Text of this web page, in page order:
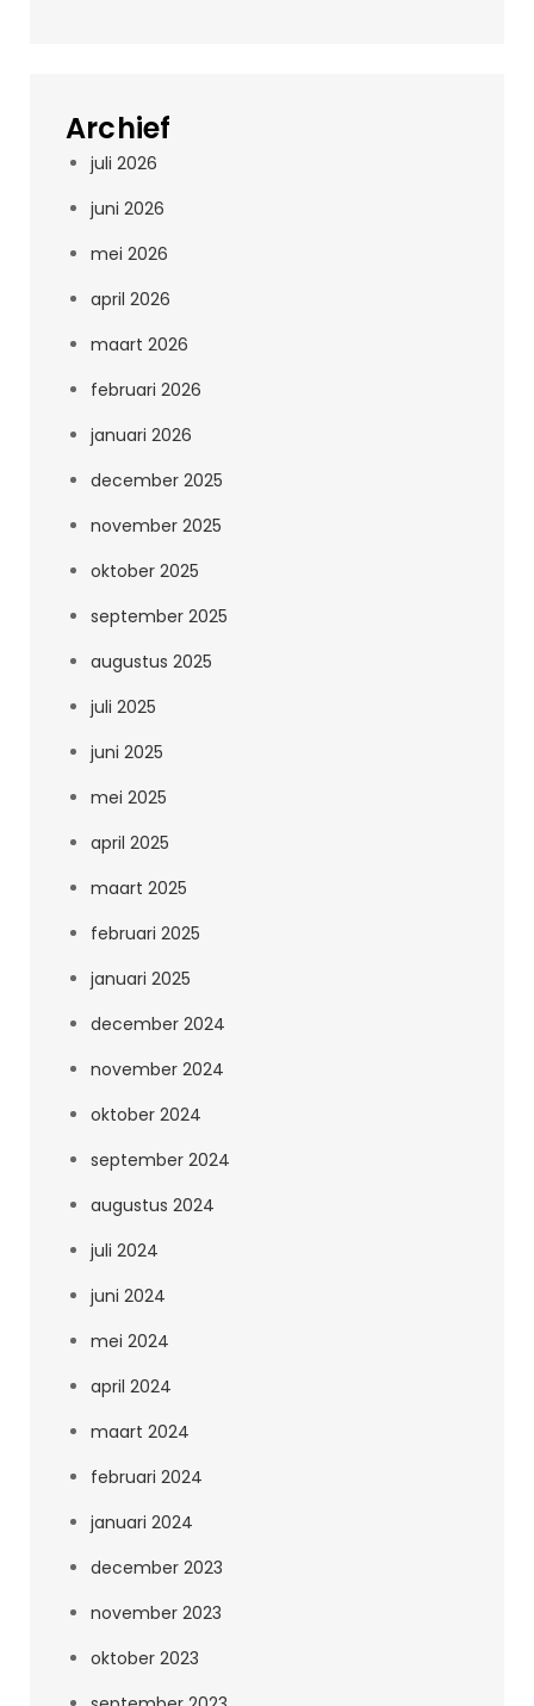
Archief
juli 2026
juni 2026
mei 2026
april 2026
maart 2026
februari 2026
januari 2026
december 2025
november 2025
oktober 2025
september 2025
augustus 2025
juli 2025
juni 2025
mei 2025
april 2025
maart 2025
februari 2025
januari 2025
december 2024
november 2024
oktober 2024
september 2024
augustus 2024
juli 2024
juni 2024
mei 2024
april 2024
maart 2024
februari 2024
januari 2024
december 2023
november 2023
oktober 2023